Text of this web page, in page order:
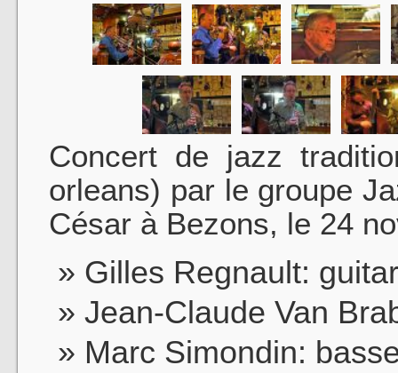
Concert de jazz
orleans) par le groupe
César à Bezons, le 24
Gilles Regnault:
Jean-Claude Van
Marc Simondin: